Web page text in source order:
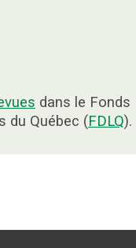
dans le Fonds
du Québec (FDLQ).